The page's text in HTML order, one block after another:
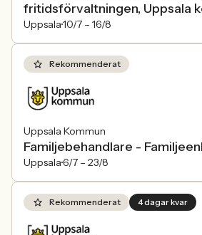
fritidsförvaltningen, Uppsala
Uppsala10/7 – 16/8
Rekommenderat
Uppsala Kommun
Familjebehandlare -
Uppsala6/7 – 23/8
Rekommenderat 4 dagar kvar